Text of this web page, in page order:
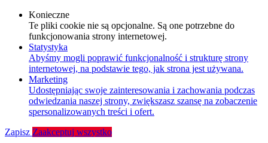
Konieczne
Te pliki cookie nie są opcjonalne. Są one potrzebne do
funkcjonowania strony internetowej.
Statystyka
Abyśmy mogli poprawić funkcjonalność i strukturę strony
internetowej, na podstawie tego, jak strona jest używana.
Marketing
Udostępniając swoje zainteresowania i zachowania podczas
odwiedzania naszej strony, zwiększasz szansę na zobaczenie
spersonalizowanych treści i ofert.
Zapisz Zaakceptuj wszystko